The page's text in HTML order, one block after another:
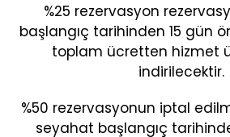
%25 rezervasyon
başlangıç tarihinden 15 gün
toplam ücretten hizmet
indirilecektir.
%50 rezervasyonun iptal
seyahat başlangıç